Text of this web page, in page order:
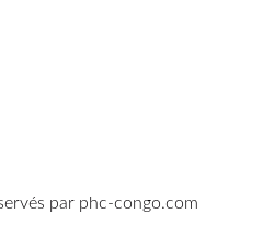
par phc-congo.com